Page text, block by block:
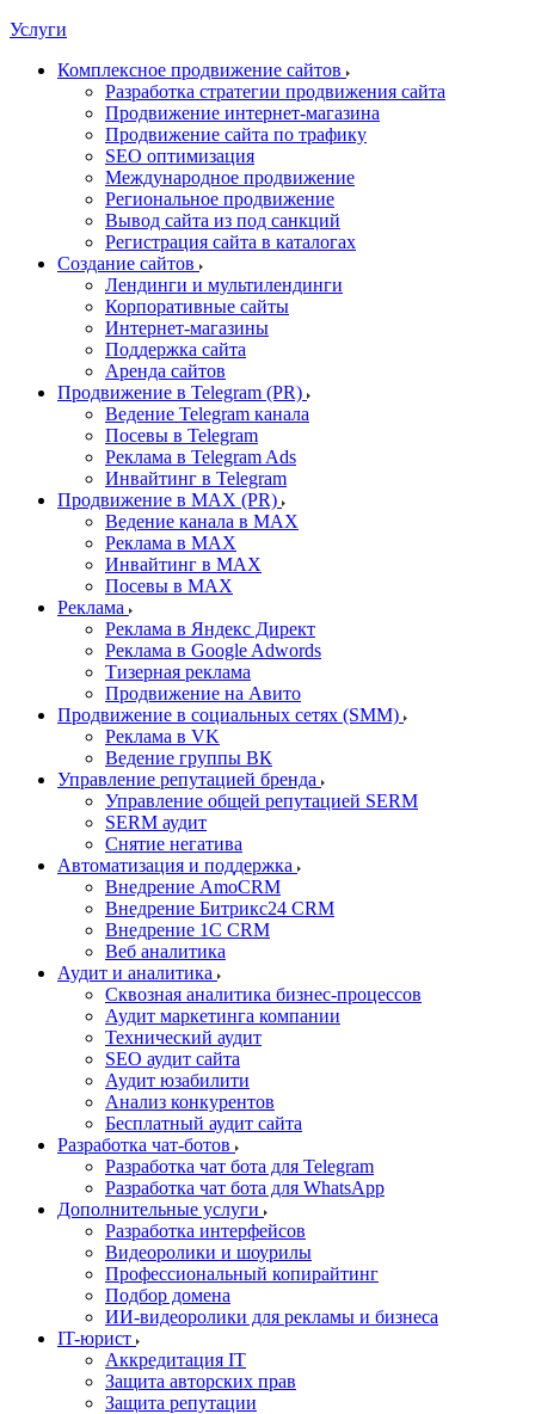
Услуги
Комплексное продвижение сайтов
Разработка стратегии продвижения сайта
Продвижение интернет-магазина
Продвижение сайта по трафику
SEO оптимизация
Международное продвижение
Региональное продвижение
Вывод сайта из под санкций
Регистрация сайта в каталогах
Создание сайтов
Лендинги и мультилендинги
Корпоративные сайты
Интернет-магазины
Поддержка сайта
Аренда сайтов
Продвижение в Telegram (PR)
Ведение Telegram канала
Посевы в Telegram
Реклама в Telegram Ads
Инвайтинг в Telegram
Продвижение в MAX (PR)
Ведение канала в MAX
Реклама в MAX
Инвайтинг в MAX
Посевы в MAX
Реклама
Реклама в Яндекс Директ
Реклама в Google Adwords
Тизерная реклама
Продвижение на Авито
Продвижение в социальных сетях (SMM)
Реклама в VK
Ведение группы ВК
Управление репутацией бренда
Управление общей репутацией SERM
SERM аудит
Снятие негатива
Автоматизация и поддержка
Внедрение AmoCRM
Внедрение Битрикс24 CRM
Внедрение 1C CRM
Веб аналитика
Аудит и аналитика
Сквозная аналитика бизнес-процессов
Аудит маркетинга компании
Технический аудит
SEO аудит сайта
Аудит юзабилити
Анализ конкурентов
Бесплатный аудит сайта
Разработка чат-ботов
Разработка чат бота для Telegram
Разработка чат бота для WhatsApp
Дополнительные услуги
Разработка интерфейсов
Видеоролики и шоурилы
Профессиональный копирайтинг
Подбор домена
ИИ-видеоролики для рекламы и бизнеса
IT-юрист
Аккредитация IT
Защита авторских прав
Защита репутации